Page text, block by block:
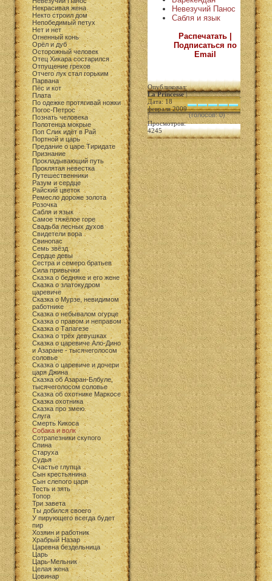
Некрасивая жена
Некто строил дом
Непобедимый петух
Нет и нет
Огненный конь
Орёл и дуб
Осторожный человек
Отец Хикара состарился
Отпущение грехов
Отчего лук стал горьким
Парвана
Пёс и кот
Плата
По одежке протягивай ножки
Погос-Петрос
Познать человека
Полотенца мокрые
Поп Слик идёт в Рай
Портной и царь
Предание о царе Тиридате
Признание
Прокладывающий путь
Проклятая невестка
Путешественники
Разум и сердце
Райский цветок
Ремесло дороже золота
Розочка
Сабля и язык
Самое тяжёлое горе
Свадьба лесных духов
Свидетели вора
Свинопас
Семь звёзд
Сердце девы
Сестра и семеро братьев
Сила привычки
Сказка о бедняке и его жене
Сказка о златокудром
царевиче
Сказка о Мурзе, невидимом
работнике
Сказка о небывалом огурце
Сказка о правом и неправом
Сказка о Тапагезе
Сказка о трёх девушках
Сказка о царевиче Ало-Дино
и Азаране - тысячеголосом
соловье
Сказка о царевиче и дочери
царя Джина
Сказка об Азаран-Блбуле,
тысячеголосом соловье
Сказка об охотнике Маркосе
Сказка охотника
Сказка про змею
Слуга
Смерть Кикоса
Собака и волк
Сотрапезники скупого
Спина
Старуха
Судья
Счастье глупца
Сын крестьянина
Сын слепого царя
Тесть и зять
Топор
Три завета
Ты добился своего
У пирующего всегда будет
пир
Хозяин и работник
Храбрый Назар
Царевна бездельница
Царь
Царь-Мельник
Целая жена
Цовинар
Невезучий Панос
Сабля и язык
Распечатать |
Подписаться по
Email
Опубликовал:
La Princesse|
Дата: 18
февраля 2009
|
Просмотров:
4245
(голосов: 0)